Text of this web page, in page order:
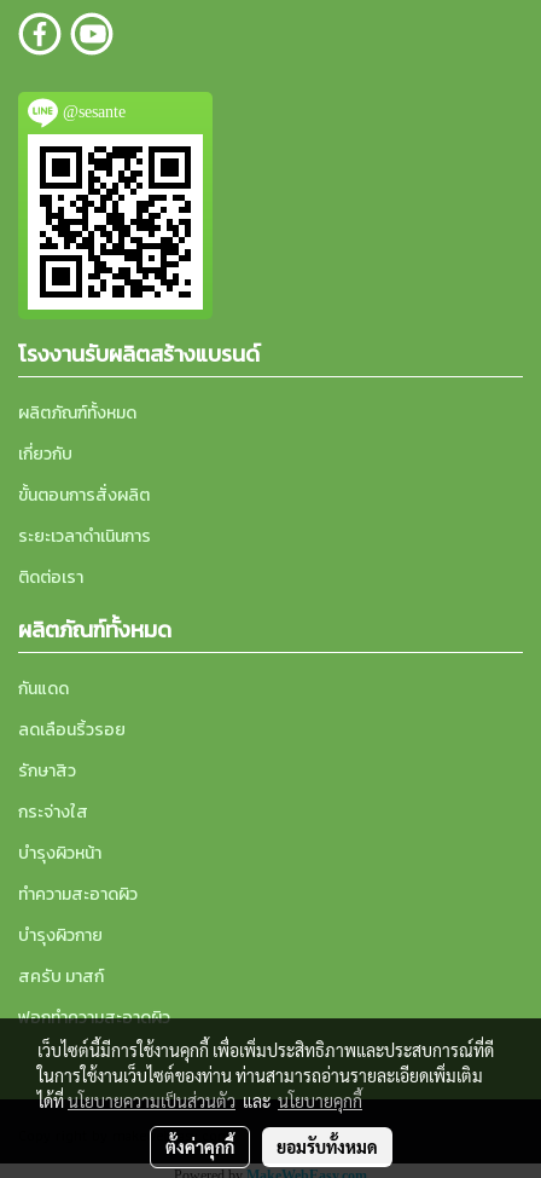
@sesante
โรงงานรับผลิตสร้างแบรนด์
ผลิตภัณฑ์ทั้งหมด
เกี่ยวกับ
ขั้นตอนการสั่งผลิต
ระยะเวลาดำเนินการ
ติดต่อเรา
ผลิตภัณฑ์ทั้งหมด
กันแดด
ลดเลือนริ้วรอย
รักษาสิว
กระจ่างใส
บำรุงผิวหน้า
ทำความสะอาดผิว
บำรุงผิวกาย
สครับ มาสก์
ฟอกทำความสะอาดผิว
Copy right by makewebeasy.com
เว็บไซต์นี้มีการใช้งานคุกกี้ เพื่อเพิ่มประสิทธิภาพและประสบการณ์ที่ดี
ในการใช้งานเว็บไซต์ของท่าน ท่านสามารถอ่านรายละเอียดเพิ่มเติม
ได้ที่นโยบายความเป็นส่วนตัวและนโยบายคุกกี้
ตั้งค่าคุกกี้ ยอมรับทั้งหมด